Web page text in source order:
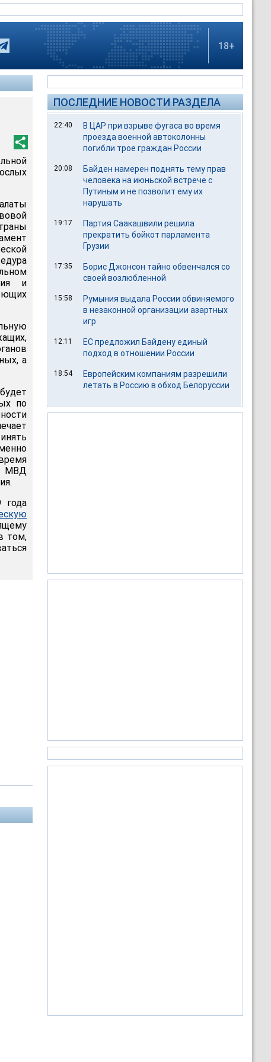
18+
и
а
будет
по
МВД
года
том,
ПОСЛЕДНИЕ НОВОСТИ РАЗДЕЛА
22:40
В ЦАР при взрыве фугаса во время
проезда военной автоколонны
погибли трое граждан России
20:08
Байден намерен поднять тему прав
человека на июньской встрече с
Путиным и не позволит ему их
нарушать
19:17
Партия Саакашвили решила
прекратить бойкот парламента
Грузии
17:35
Борис Джонсон тайно обвенчался со
своей возлюбленной
15:58
Румыния выдала России обвиняемого
в незаконной организации азартных
игр
12:11
ЕС предложил Байдену единый
подход в отношении России
18:54
Европейским компаниям разрешили
летать в Россию в обход Белоруссии